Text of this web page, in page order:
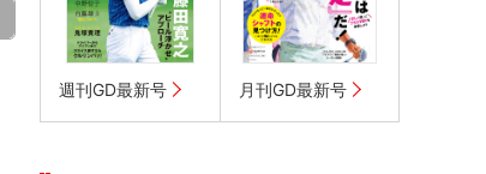
週刊GD最新号 月刊GD最新号